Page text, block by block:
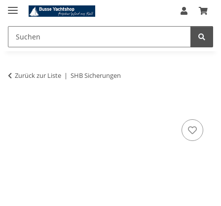
Zurück zur Liste SHB Sicherungen